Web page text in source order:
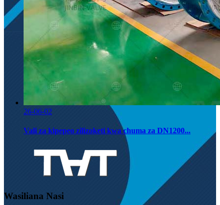
26-06-02
Vali za kipepeo zilizoketi kwa chuma za DN1200...
Wasiliana Nasi